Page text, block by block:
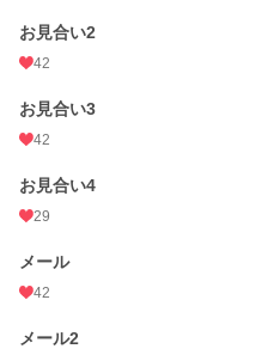
お見合い2
42
お見合い3
42
お見合い4
29
メール
42
メール2